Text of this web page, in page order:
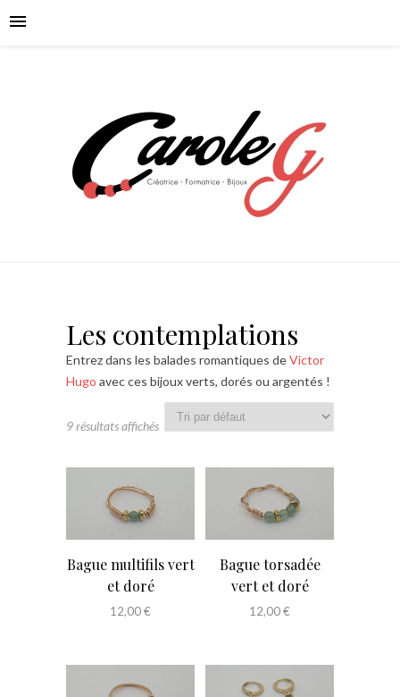
Les contemplations
Entrez dans les balades romantiques deVictor
Hugo avec ces bijoux verts, dorés ou argentés !
9 résultats affichés
Bague multifils vert
et doré
12,00€
Bague torsadée
vert et doré
12,00€